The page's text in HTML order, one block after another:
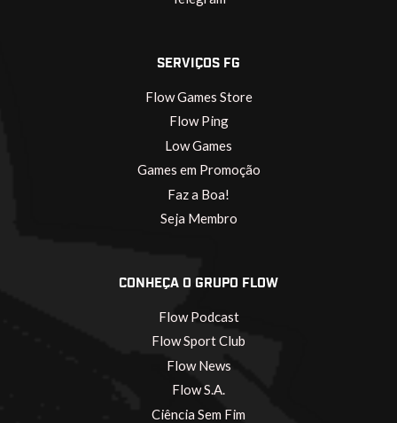
SERVIÇOS FG
Flow Games Store
Flow Ping
Low Games
Games em Promoção
Faz a Boa!
Seja Membro
CONHEÇA O GRUPO FLOW
Flow Podcast
Flow Sport Club
Flow News
Flow S.A.
Ciência Sem Fim